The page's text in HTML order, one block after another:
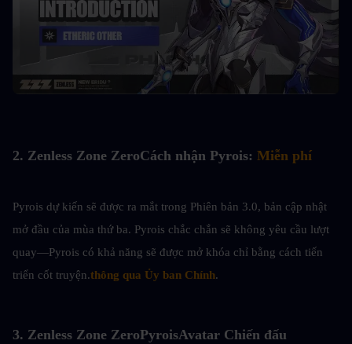
2. Zenless Zone ZeroCách nhận Pyrois: Miễn phí
Pyrois dự kiến sẽ được ra mắt trong Phiên bản 3.0, bản cập nhật
mở đầu của mùa thứ ba. Pyrois chắc chắn sẽ không yêu cầu lượt
quay—Pyrois có khả năng sẽ được mở khóa chỉ bằng cách tiến
triển cốt truyện.thông qua Ủy ban Chính.
3. Zenless Zone ZeroPyroisAvatar Chiến đấu